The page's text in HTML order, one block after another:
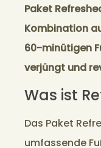
Paket
Kombination
60-minütigen
verjüngt und
Was ist
Das Paket
umfassende